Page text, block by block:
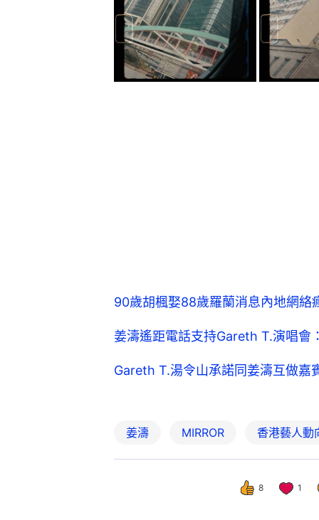
90歲胡楓娶88歲羅蘭消息內地網
姜濤遙距電話支持Gareth T.演唱會
Gareth T.湯令山承諾同姜濤互做
姜濤 MIRROR 香港藝人動
8 1